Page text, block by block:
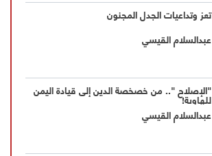
تعز وتداعيات الجدل المجنون
عبدالسلام القيسي
"الإصلاح ".. من خصخصة الدين إلى قيادة اليمن
للهاوية!
عبدالسلام القيسي